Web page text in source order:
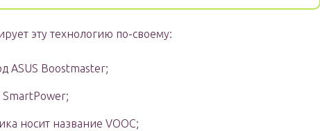
эту технологию по-своему:
ASUS Boostmaster;
SmartPower;
носит название VOOC;